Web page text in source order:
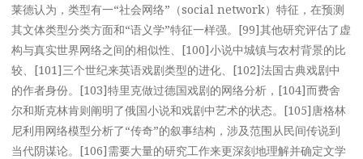
莱德认为，类型有一“社会网络”（social network）特征，在预测
其文体类型分类方面和“语义学”特征一样强。[99]其他研究评估了虚
构与真实世界网络之间的相似性、[100]小说中城镇与农村背景的比
较、[101]三个世纪来英语戏剧类型的进化、[102]法国古典戏剧中
的作者身份。[103]特里克做过德国戏剧的网络分析，[104]而费舍
尔和斯克林肯则阐明了俄国小说和戏剧中艺术的状态。[105]唐格林
尼利用网络模型分析了“传奇”的叙事结构，涉及范围从民间传说到
当代阴谋论。[106]需要大量的研究工作来更深刻地理解并确定文学